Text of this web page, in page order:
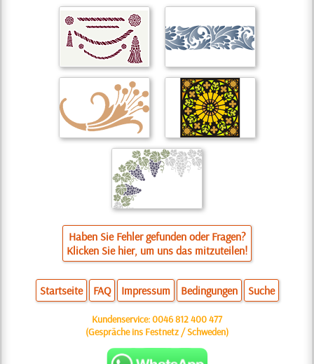
Haben Sie Fehler gefunden oder Fragen?
Klicken Sie hier, um uns das mitzuteilen!
Startseite FAQ Impressum Bedingungen Suche
Kundenservice:0046 812 400 477
(Gespräche ins Festnetz / Schweden)